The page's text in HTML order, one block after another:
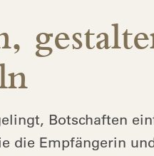
Botschaften
die Empfängerin